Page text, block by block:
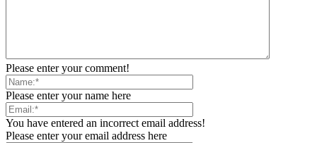
Please enter your comment!
Please enter your name here
You have entered an incorrect email address!
Please enter your email address here